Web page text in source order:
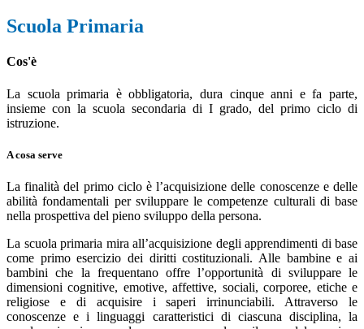
Scuola Primaria
Cos'è
La scuola primaria è obbligatoria, dura cinque anni e fa parte,
insieme con la scuola secondaria di I grado, del primo ciclo di
istruzione.
A cosa serve
La finalità del primo ciclo è l’acquisizione delle conoscenze e delle
abilità fondamentali per sviluppare le competenze culturali di base
nella prospettiva del pieno sviluppo della persona.
La scuola primaria mira all’acquisizione degli apprendimenti di base
come primo esercizio dei diritti costituzionali. Alle bambine e ai
bambini che la frequentano offre l’opportunità di sviluppare le
dimensioni cognitive, emotive, affettive, sociali, corporee, etiche e
religiose e di acquisire i saperi irrinunciabili. Attraverso le
conoscenze e i linguaggi caratteristici di ciascuna disciplina, la